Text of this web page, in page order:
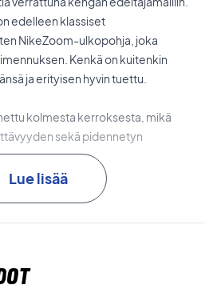
edelleen klassiset
NikeZoom-ulkopohja, joka
Kenkä on kuitenkin
ja erityisen hyvin tuettu.
kolmesta kerroksesta, mikä
sekä pidennetyn
sopii kaikille!
Lue lisää